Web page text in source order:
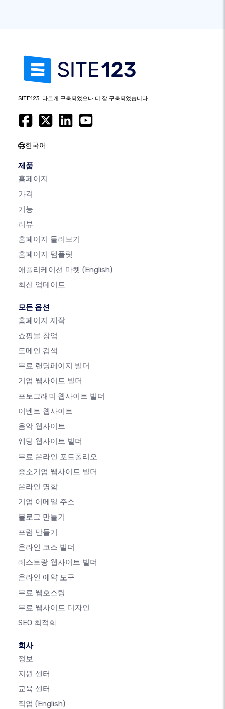
SITE123: 다르게 구축되었으나 더 잘 구축되었습니다
한국어
제품
홈페이지
가격
기능
리뷰
홈페이지 둘러보기
홈페이지 템플릿
애플리케이션 마켓 (English)
최신 업데이트
모든 옵션
홈페이지 제작
쇼핑몰 창업
도메인 검색
무료 랜딩페이지 빌더
기업 웹사이트 빌더
포토그래피 웹사이트 빌더
이벤트 웹사이트
음악 웹사이트
웨딩 웹사이트 빌더
무료 온라인 포트폴리오
중소기업 웹사이트 빌더
온라인 명함
기업 이메일 주소
블로그 만들기
포럼 만들기
온라인 코스 빌더
레스토랑 웹사이트 빌더
온라인 예약 도구
무료 웹호스팅
무료 웹사이트 디자인
SEO 최적화
회사
정보
지원 센터
교육 센터
직업 (English)